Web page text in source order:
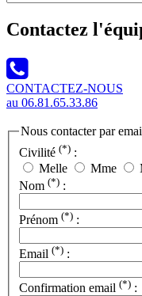
Contactez
CONTACTEZ-NOUS
au 06.81.65.33.86
Nous contacter par
Civilité (*) :
Melle
Mme
Nom (*) :
Prénom (*) :
Email (*) :
Confirmation email (*) :